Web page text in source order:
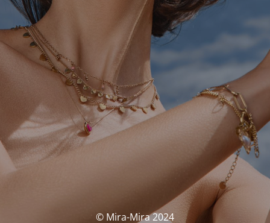
© Mira-Mira 2024